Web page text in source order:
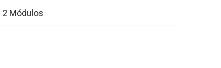
2 Módulos